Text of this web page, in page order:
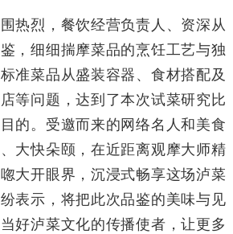
热烈，餐饮经营负责人、资深从
，细细揣摩菜品的烹饪工艺与独
准菜品从盛装容器、食材搭配及
等问题，达到了本次试菜研究比
的。受邀而来的网络名人和美食
大快朵颐，在近距离观摩大师精
大开眼界，沉浸式畅享这场泸菜
表示，将把此次品鉴的美味与见
好泸菜文化的传播使者，让更多